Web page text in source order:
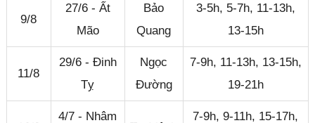
9/8
27/6 - Ất
Mão
Bảo
Quang
3-5h, 5-7h, 11-13h,
13-15h
11/8
29/6 - Đinh
Tỵ
Ngọc
Đường
7-9h, 11-13h, 13-15h,
19-21h
4/7 - Nhâm
7-9h, 9-11h, 15-17h,